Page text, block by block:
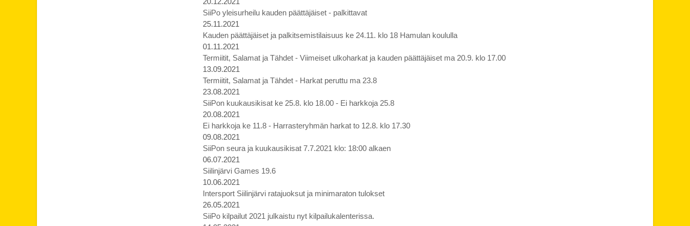
SiiPo yleisurheilu kauden päättäjäiset - palkittavat
25.11.2021
Kauden päättäjäiset ja palkitsemistilaisuus ke 24.11. klo 18 Hamulan koululla
01.11.2021
Termiitit, Salamat ja Tähdet - Viimeiset ulkoharkat ja kauden päättäjäiset ma 20.9. klo 17.00
13.09.2021
Termiitit, Salamat ja Tähdet - Harkat peruttu ma 23.8
23.08.2021
SiiPon kuukausikisat ke 25.8. klo 18.00 - Ei harkkoja 25.8
20.08.2021
Ei harkkoja ke 11.8 - Harrasteryhmän harkat to 12.8. klo 17.30
09.08.2021
SiiPon seura ja kuukausikisat 7.7.2021 klo: 18:00 alkaen
06.07.2021
Siilinjärvi Games 19.6
10.06.2021
Intersport Siilinjärvi ratajuoksut ja minimaraton tulokset
26.05.2021
SiiPo kilpailut 2021 julkaistu nyt kilpailukalenterissa.